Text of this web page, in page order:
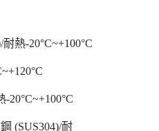
熱-20°C~+100°C
耐